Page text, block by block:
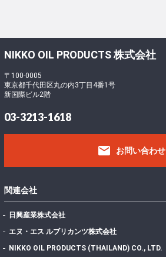
NIKKO OIL PRODUCTS 株式会社
〒100-0005
東京都千代田区丸の内3丁目4番1号
新国際ビル2階
03-3213-1618
email お問い合わせ
関連会社
日興産業株式会社
エヌ・エス ルブリカンツ株式会社
NIKKO OIL PRODUCTS (THAILAND) CO., LTD.